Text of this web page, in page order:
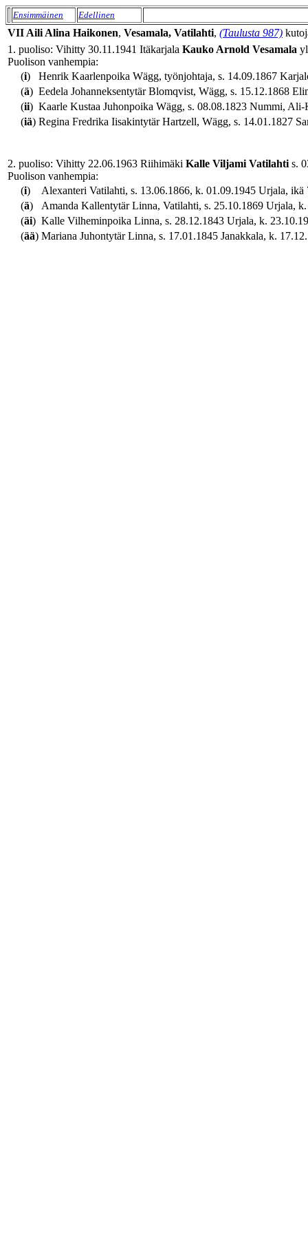
Ensimmäinen Edellinen
VII Aili Alina Haikonen, Vesamala, Vatilahti, (Taulusta 987)
1. puoliso: Vihitty 30.11.1941 Itäkarjala Kauko Arnold Vesamala
Puolison vanhempia:
(i)
Henrik Kaarlenpoika Wägg, työnjohtaja, s. 14.09.1867
(ä) Eedela Johanneksentytär Blomqvist, Wägg, s. 15.12.1868
(ii) Kaarle Kustaa Juhonpoika Wägg, s. 08.08.1823 Nummi,
(iä) Regina Fredrika Iisakintytär Hartzell, Wägg, s. 14.01.1827
2. puoliso: Vihitty 22.06.1963 Riihimäki Kalle Viljami Vatilahti s.
Puolison vanhempia:
(i)
Alexanteri Vatilahti, s. 13.06.1866, k. 01.09.1945 Urjala, ikä
(ä)
Amanda Kallentytär Linna, Vatilahti, s. 25.10.1869 Urjala,
(äi) Kalle Vilheminpoika Linna, s. 28.12.1843 Urjala, k.
(ää) Mariana Juhontytär Linna, s. 17.01.1845 Janakkala, k.